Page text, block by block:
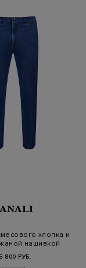
хлопка и
нашивкой
800 РУБ.